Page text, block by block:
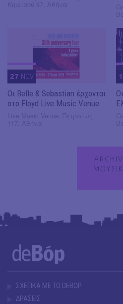
27 NOV
Οι Belle & Sebastian έρχονται
στο Floyd Live Music Venue
ΣΧΕΤΙΚΑ ΜΕ ΤΟ DEBOP
ΔΡΑΣΕΙΣ